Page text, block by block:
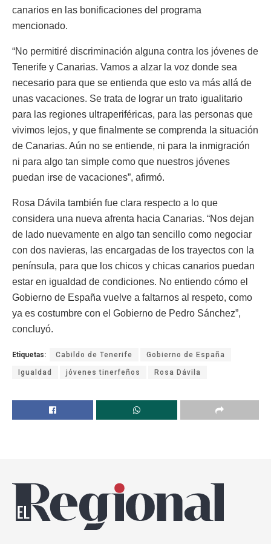
canarios en las bonificaciones del programa
mencionado.
“No permitiré discriminación alguna contra los jóvenes de
Tenerife y Canarias. Vamos a alzar la voz donde sea
necesario para que se entienda que esto va más allá de
unas vacaciones. Se trata de lograr un trato igualitario
para las regiones ultraperiféricas, para las personas que
vivimos lejos, y que finalmente se comprenda la situación
de Canarias. Aún no se entiende, ni para la inmigración
ni para algo tan simple como que nuestros jóvenes
puedan irse de vacaciones”, afirmó.
Rosa Dávila también fue clara respecto a lo que
considera una nueva afrenta hacia Canarias. “Nos dejan
de lado nuevamente en algo tan sencillo como negociar
con dos navieras, las encargadas de los trayectos con la
península, para que los chicos y chicas canarios puedan
estar en igualdad de condiciones. No entiendo cómo el
Gobierno de España vuelve a faltarnos al respeto, como
ya es costumbre con el Gobierno de Pedro Sánchez”,
concluyó.
Etiquetas: Cabildo de Tenerife Gobierno de España
Igualdad jóvenes tinerfeños Rosa Dávila